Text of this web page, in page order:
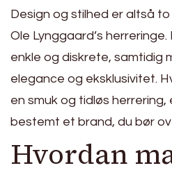
Design og stilhed er altså
Ole Lynggaard’s
enkle og diskrete, samtidig
elegance og eksklusivitet.
en smuk og tidløs herrering,
bestemt et brand, du bør
Hvordan